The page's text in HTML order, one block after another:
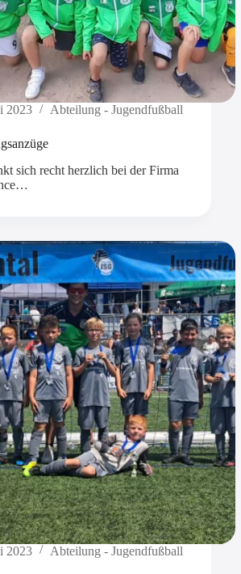
2023 Abteilung - Jugendfußball
sich recht herzlich bei der Firma
2023 Abteilung - Jugendfußball